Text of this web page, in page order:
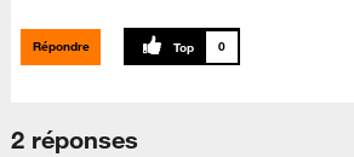
Répondre 0
2 réponses